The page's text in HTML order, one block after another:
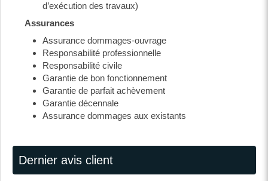
d’exécution des travaux)
Assurances
Assurance dommages-ouvrage
Responsabilité professionnelle
Responsabilité civile
Garantie de bon fonctionnement
Garantie de parfait achèvement
Garantie décennale
Assurance dommages aux existants
Dernier avis client